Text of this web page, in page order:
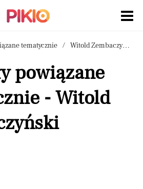
tematycznie Witold Zembaczyński
powiązane
- Witold